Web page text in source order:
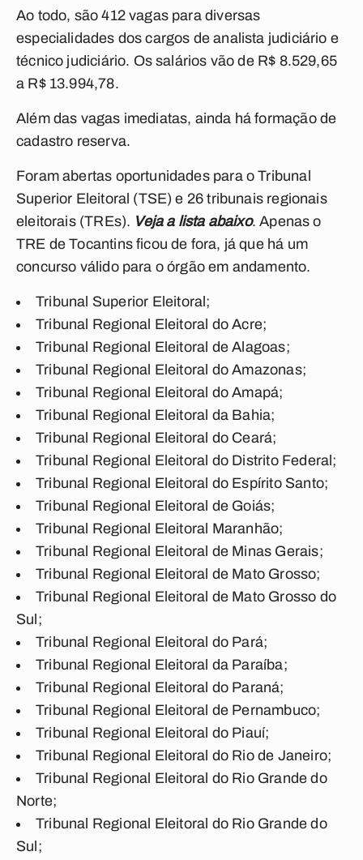
Ao todo, são 412 vagas para diversas
especialidades dos cargos de analista judiciário e
técnico judiciário. Os salários vão de R$ 8.529,65
a R$ 13.994,78.
Além das vagas imediatas, ainda há formação de
cadastro reserva.
Foram abertas oportunidades para o Tribunal
Superior Eleitoral (TSE) e 26 tribunais regionais
eleitorais (TREs). Veja a lista abaixo. Apenas o
TRE de Tocantins ficou de fora, já que há um
concurso válido para o órgão em andamento.
Tribunal Superior Eleitoral;
Tribunal Regional Eleitoral do Acre;
Tribunal Regional Eleitoral de Alagoas;
Tribunal Regional Eleitoral do Amazonas;
Tribunal Regional Eleitoral do Amapá;
Tribunal Regional Eleitoral da Bahia;
Tribunal Regional Eleitoral do Ceará;
Tribunal Regional Eleitoral do Distrito Federal;
Tribunal Regional Eleitoral do Espírito Santo;
Tribunal Regional Eleitoral de Goiás;
Tribunal Regional Eleitoral Maranhão;
Tribunal Regional Eleitoral de Minas Gerais;
Tribunal Regional Eleitoral de Mato Grosso;
Tribunal Regional Eleitoral de Mato Grosso do
Sul;
Tribunal Regional Eleitoral do Pará;
Tribunal Regional Eleitoral da Paraíba;
Tribunal Regional Eleitoral do Paraná;
Tribunal Regional Eleitoral de Pernambuco;
Tribunal Regional Eleitoral do Piauí;
Tribunal Regional Eleitoral do Rio de Janeiro;
Tribunal Regional Eleitoral do Rio Grande do
Norte;
Tribunal Regional Eleitoral do Rio Grande do
Sul;